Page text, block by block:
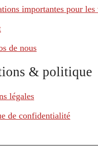
importantes pour les
de nous
& politique
légales
de confidentialité